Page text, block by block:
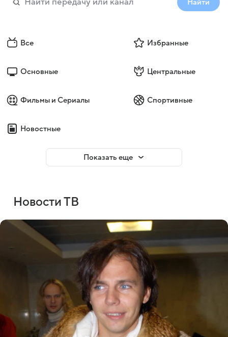
Найти
Все Избранные
Основные Центральные
Фильмы и Сериалы Спортивные
Новостные
Показать еще
Новости ТВ